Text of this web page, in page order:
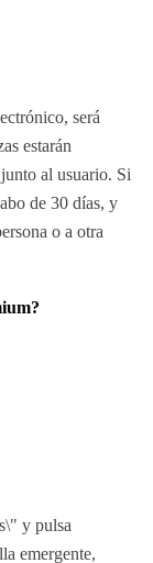
será
estarán
al usuario. Si
de 30 días, y
o a otra
y pulsa
emergente,